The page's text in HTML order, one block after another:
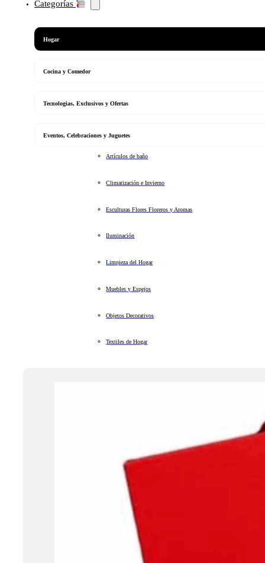
Categorías
Hogar
Cocina y Comedor
Tecnologias, Exclusivos y Ofertas
Eventos, Celebraciones y Juguetes
Artículos de baño
Climatización e Invierno
Esculturas Flores Floreros y Aromas
Iluminación
Limpieza del Hogar
Muebles y Espejos
Objetos Decorativos
Textiles de Hogar